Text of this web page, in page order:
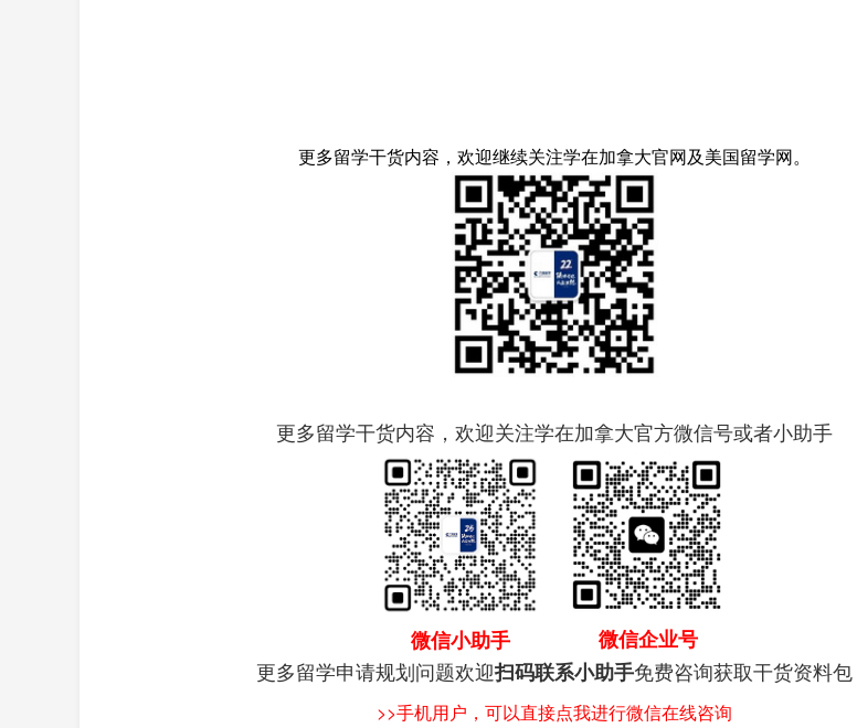
更多留学干货内容，欢迎继续关注学在加拿大官网及美国留学网。
更多留学干货内容，欢迎关注学在加拿大官方微信号或者小助手
微信小助手
微信企业号
更多留学申请规划问题欢迎扫码联系小助手免费咨询获取干货资料包
>>手机用户，可以直接点我进行微信在线咨询